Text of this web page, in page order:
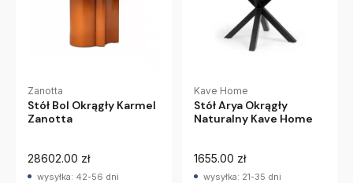
Zanotta
Stół Bol Okrągły Karmel
Zanotta
28602.00 zł
wysyłka: 42-56 dni
Kave Home
Stół Arya Okrągły
Naturalny Kave Home
1655.00 zł
wysyłka: 21-35 dni